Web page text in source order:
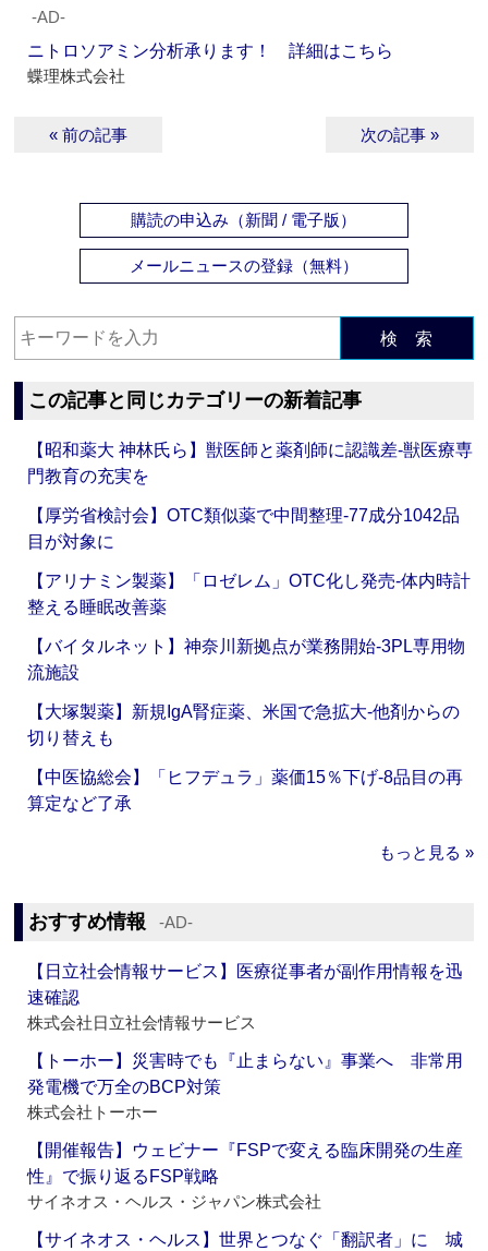
‐AD‐
ニトロソアミン分析承ります！ 詳細はこちら
蝶理株式会社
« 前の記事 次の記事 »
購読の申込み（新聞 / 電子版）
メールニュースの登録（無料）
検 索
この記事と同じカテゴリーの新着記事
【昭和薬大 神林氏ら】獣医師と薬剤師に認識差‐獣医療専
門教育の充実を
【厚労省検討会】OTC類似薬で中間整理‐77成分1042品
目が対象に
【アリナミン製薬】「ロゼレム」OTC化し発売‐体内時計
整える睡眠改善薬
【バイタルネット】神奈川新拠点が業務開始‐3PL専用物
流施設
【大塚製薬】新規IgA腎症薬、米国で急拡大‐他剤からの
切り替えも
【中医協総会】「ヒフデュラ」薬価15％下げ‐8品目の再
算定など了承
もっと見る »
おすすめ情報 ‐AD‐
【日立社会情報サービス】医療従事者が副作用情報を迅
速確認
株式会社日立社会情報サービス
【トーホー】災害時でも『止まらない』事業へ 非常用
発電機で万全のBCP対策
株式会社トーホー
【開催報告】ウェビナー『FSPで変える臨床開発の生産
性』で振り返るFSP戦略
サイネオス・ヘルス・ジャパン株式会社
【サイネオス・ヘルス】世界とつなぐ「翻訳者」に 城